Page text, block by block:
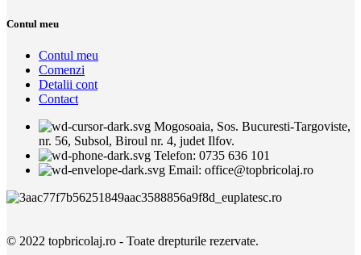
Contul meu
Contul meu
Comenzi
Detalii cont
Contact
Mogosoaia, Sos. Bucuresti-Targoviste,
nr. 56, Subsol, Biroul nr. 4, judet Ilfov.
Telefon: 0735 636 101
Email: office@topbricolaj.ro
© 2022 topbricolaj.ro - Toate drepturile rezervate.